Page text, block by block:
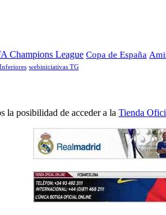
Champions League Copa de España
webiniciativas TG
la posibilidad de acceder a la Tienda